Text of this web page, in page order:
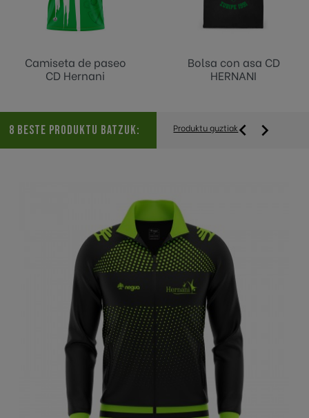
Camiseta de paseo
CD Hernani
Bolsa con asa CD
HERNANI
8 BESTE PRODUKTU BATZUK: Produktu guztiak 